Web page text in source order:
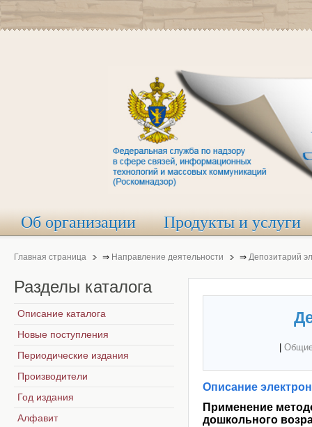
Об организации Продукты и услуги
Главная страница ⇒ Направление деятельности ⇒ Депозитарий
Описание
Применение
дошкольного
Разделы каталога
Описание каталога
Новые поступления
Периодические издания
Производители
Год издания
Алфавит